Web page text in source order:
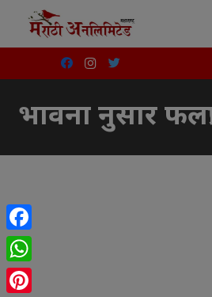
भावना नुसार
Facebook
WhatsApp